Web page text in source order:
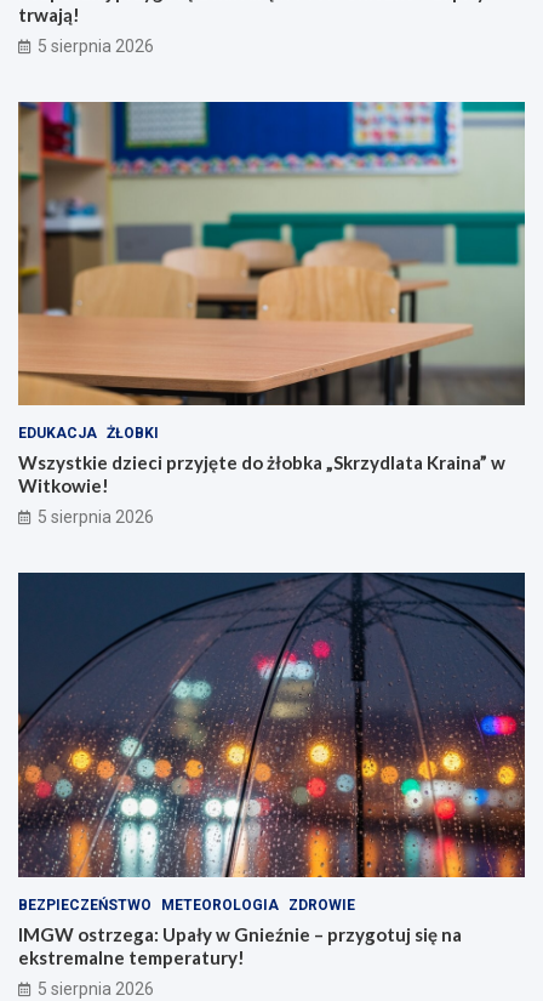
trwają!
5 sierpnia 2026
EDUKACJA ŻŁOBKI
Wszystkie dzieci przyjęte do żłobka „Skrzydlata Kraina” w
Witkowie!
5 sierpnia 2026
BEZPIECZEŃSTWO METEOROLOGIA ZDROWIE
IMGW ostrzega: Upały w Gnieźnie – przygotuj się na
ekstremalne temperatury!
5 sierpnia 2026